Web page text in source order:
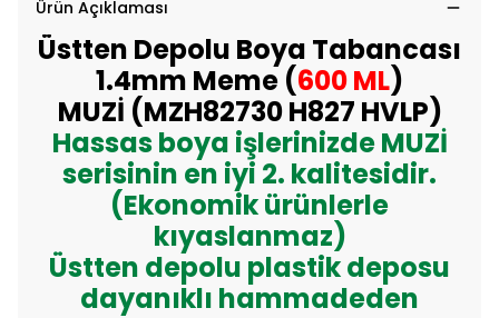
Ürün Açıklaması
Üstten Depolu Boya Tabancası
1.4mm Meme (600 ML)
MUZİ (MZH82730 H827 HVLP)
Hassas boya işlerinizde MUZİ
serisinin en iyi 2. kalitesidir.
(Ekonomik ürünlerle
kıyaslanmaz)
Üstten depolu plastik deposu
dayanıklı hammadeden